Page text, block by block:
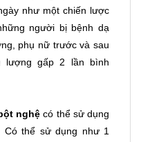
như một chiến lược
người bị bệnh dạ
phụ nữ trước và sau
lượng gấp 2 lần bình
nghệ có thể sử dụng
Có thể sử dụng như 1